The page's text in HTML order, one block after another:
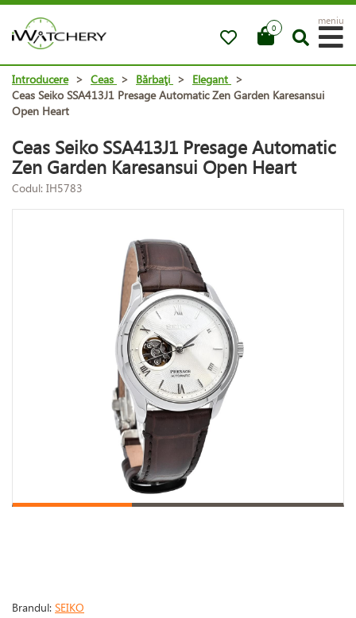
0
meniu
Introducere > Ceas > Bărbaţi > Elegant >
Ceas Seiko SSA413J1 Presage Automatic Zen Garden Karesansui
Open Heart
Ceas Seiko SSA413J1 Presage Automatic
Zen Garden Karesansui Open Heart
Codul: IH5783
Brandul: SEIKO